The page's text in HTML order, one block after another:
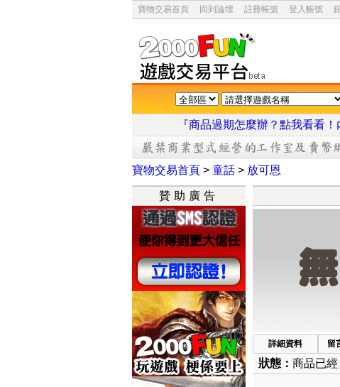
寶物交易首頁 回到論壇 註冊帳號 登入帳號
『商品過期怎麼辦？點我看
寶物交易首頁> 童話> 放可恩
贊助廣告
詳細資料 留
狀態： 商品已經